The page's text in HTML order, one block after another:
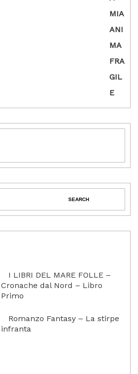
I LIBRI DEL MARE FOLLE –
Cronache dal Nord – Libro
Primo
Romanzo Fantasy – La stirpe
infranta